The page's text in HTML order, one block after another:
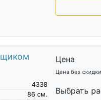
4338
см.
86
Цена
Цена без скидки
Выбрать